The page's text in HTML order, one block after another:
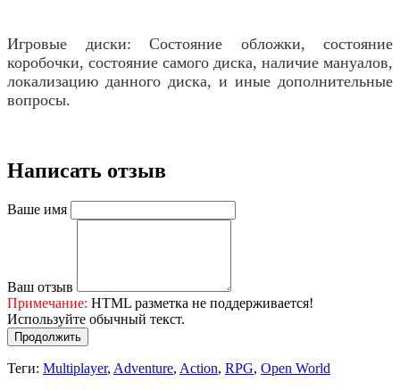
Игровые диски: Состояние обложки, состояние
коробочки, состояние самого диска, наличие мануалов,
локализацию данного диска, и иные дополнительные
вопросы.
Написать отзыв
Ваше имя
Ваш отзыв
Примечание: HTML разметка не поддерживается!
Используйте обычный текст.
Продолжить
Теги: Multiplayer, Adventure, Action, RPG, Open World